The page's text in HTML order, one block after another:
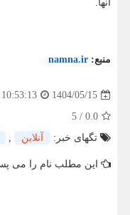
آنها.
منبع: namna.ir
1404/05/15
10:53:13
0.0
/
5
تگهای خبر:
آنلاین ,
این مطلب نام را می